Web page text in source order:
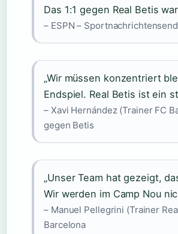
Das 1:1 gegen Real Betis
– ESPN –
„Wir müssen konzentriert
Endspiel. Real Betis ist ein
– Xavi Hernández (Trainer FC
gegen Betis
„Unser Team hat gezeigt,
Wir werden im Camp Nou
– Manuel Pellegrini (Trainer
Barcelona